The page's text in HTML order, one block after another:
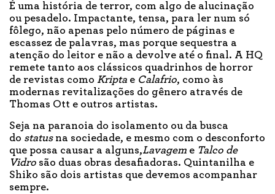
É uma história de terror, com algo de alucinação
ou pesadelo. Impactante, tensa, para ler num só
fôlego, não apenas pelo número de páginas e
escassez de palavras, mas porque sequestra a
atenção do leitor e não a devolve até o final. A HQ
remete tanto aos clássicos quadrinhos de horror
de revistas como Kripta e Calafrio, como às
modernas revitalizações do gênero através de
Thomas Ott e outros artistas.
Seja na paranoia do isolamento ou da busca
do statusna sociedade, e mesmo com o desconforto
que possa causar a alguns,Lavagem e Talco de
Vidro são duas obras desafiadoras. Quintanilha e
Shiko são dois artistas que devemos acompanhar
sempre.